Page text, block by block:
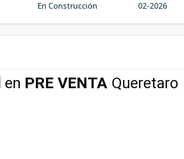
En Construcción 02-2026
en PRE VENTA Queretaro